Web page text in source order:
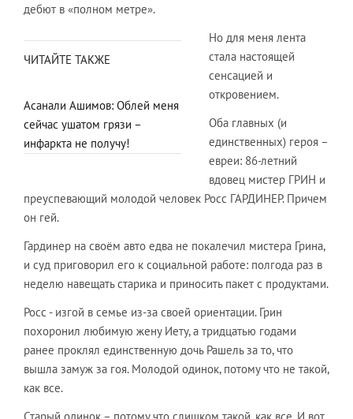
дебют в «полном метре».
ЧИТАЙТЕ ТАКЖЕ
Асанали Ашимов: Облей меня
сейчас ушатом грязи –
инфаркта не получу!
Но для меня лента
стала настоящей
сенсацией и
откровением.
Оба главных (и
единственных) героя –
евреи: 86-летний
вдовец мистер ГРИН и
преуспевающий молодой человек Росс ГАРДИНЕР. Причем
он гей.
Гардинер на своём авто едва не покалечил мистера Грина,
и суд приговорил его к социальной работе: полгода раз в
неделю навещать старика и приносить пакет с продуктами.
Росс - изгой в семье из-за своей ориентации. Грин
похоронил любимую жену Иету, а тридцатью годами
ранее проклял единственную дочь Рашель за то, что
вышла замуж за гоя. Молодой одинок, потому что не такой,
как все.